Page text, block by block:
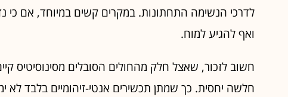
לדרכי הנשימה התחתונות. במקרים קשים במיוחד, אם כי
ואף להגיע למוח.
חשוב לזכור, שאצל חלק מהחולים הסובלים מסינוסיטיס
חלשה יחסית. כך שמתן תכשירים אנטי-זיהומיים בלבד